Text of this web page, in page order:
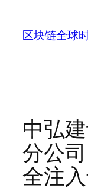
区块链全球
中弘
分公
全注